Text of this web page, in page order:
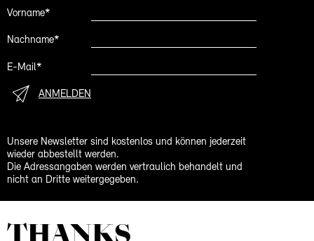
Vorname*
Nachname*
E-Mail*
ANMELDEN
Unsere Newsletter sind kostenlos und können jederzeit
wieder abbestellt werden.
Die Adressangaben werden vertraulich behandelt und
nicht an Dritte weitergegeben.